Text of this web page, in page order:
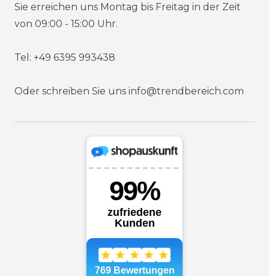
Sie erreichen uns Montag bis Freitag in der Zeit
von 09:00 - 15:00 Uhr.
Tel: +49 6395 993438
Oder schreiben Sie uns info@trendbereich.com